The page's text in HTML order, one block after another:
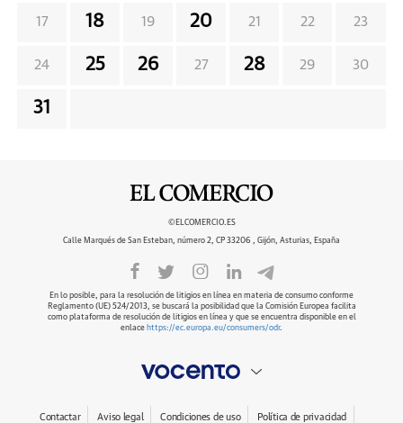
17 18 19 20 21 22 23
24 25 26 27 28 29 30
31
©ELCOMERCIO.ES
Calle Marqués de San Esteban, número 2, CP 33206 , Gijón, Asturias, España
En lo posible, para la resolución de litigios en línea en materia de consumo conforme
Reglamento (UE) 524/2013, se buscará la posibilidad que la Comisión Europea facilita
como plataforma de resolución de litigios en línea y que se encuentra disponible en el
enlace https://ec.europa.eu/consumers/odr.
Contactar Aviso legal Condiciones de uso Política de privacidad